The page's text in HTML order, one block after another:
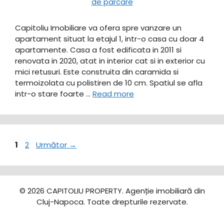
Capitoliu Imobiliare va ofera spre vanzare un
apartament situat la etajul 1, intr-o casa cu doar 4
apartamente. Casa a fost edificata in 2011 si
renovata in 2020, atat in interior cat si in exterior cu
mici retusuri. Este construita din caramida si
termoizolata cu polistiren de 10 cm. Spatiul se afla
intr-o stare foarte … Read more
Pagina
1 Pagina
2 Următor →
© 2026 CAPITOLIU PROPERTY. Agenție imobiliară din
Cluj-Napoca. Toate drepturile rezervate.